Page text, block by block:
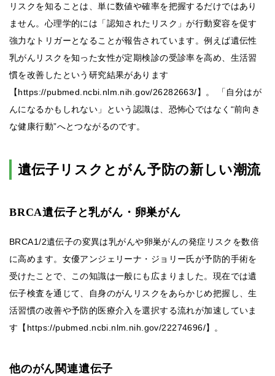
リスクを知ることは、単に数値や確率を把握するだけではあり
ません。心理学的には「認知されたリスク」が行動変容を促す
強力なトリガーとなることが報告されています。例えば遺伝性
乳がんリスクを知った女性が定期検診の受診率を高め、生活習
慣を改善したという研究結果があります
【https://pubmed.ncbi.nlm.nih.gov/26282663/】。 「自分はが
んになるかもしれない」という認識は、恐怖心ではなく“前向き
な健康行動”へとつながるのです。
遺伝子リスクとがん予防の新しい潮流
BRCA遺伝子と乳がん・卵巣がん
BRCA1/2遺伝子の変異は乳がんや卵巣がんの発症リスクを数倍
に高めます。女優アンジェリーナ・ジョリー氏が予防的手術を
受けたことで、この知識は一般にも広まりました。現在では遺
伝子検査を通じて、自身のがんリスクをあらかじめ把握し、生
活習慣の改善や予防的医療介入を選択する流れが加速していま
す【https://pubmed.ncbi.nlm.nih.gov/22274696/】。
他のがん関連遺伝子